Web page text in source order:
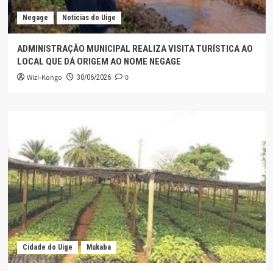
Negage Noticias do Uige
ADMINISTRAÇÃO MUNICIPAL REALIZA VISITA TURÍSTICA AO
LOCAL QUE DÁ ORIGEM AO NOME NEGAGE
Wizi-Kongo 30/06/2026 0
Cidade do Uíge Mukaba